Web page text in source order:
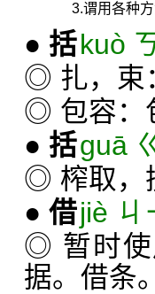
3.谓用各种方
● 括kuò
◎ 扎，束
◎ 包容：
● 括guā
◎ 榨取，
● 借jiè ㄐ
◎ 暂时使
据。借条。